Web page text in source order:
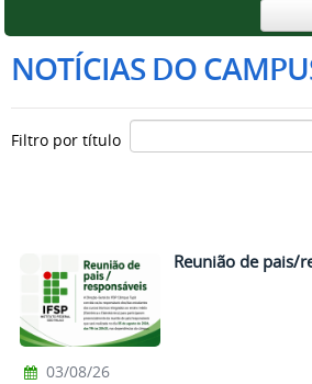
NOTÍCIAS DO
Filtro por título
Reunião de pais/
03/08/26